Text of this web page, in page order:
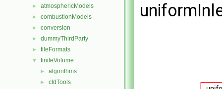
► atmosphericModels
► combustionModels
► conversion
► dummyThirdParty
► fileFormats
▼ finiteVolume
► algorithms
► cfdTools